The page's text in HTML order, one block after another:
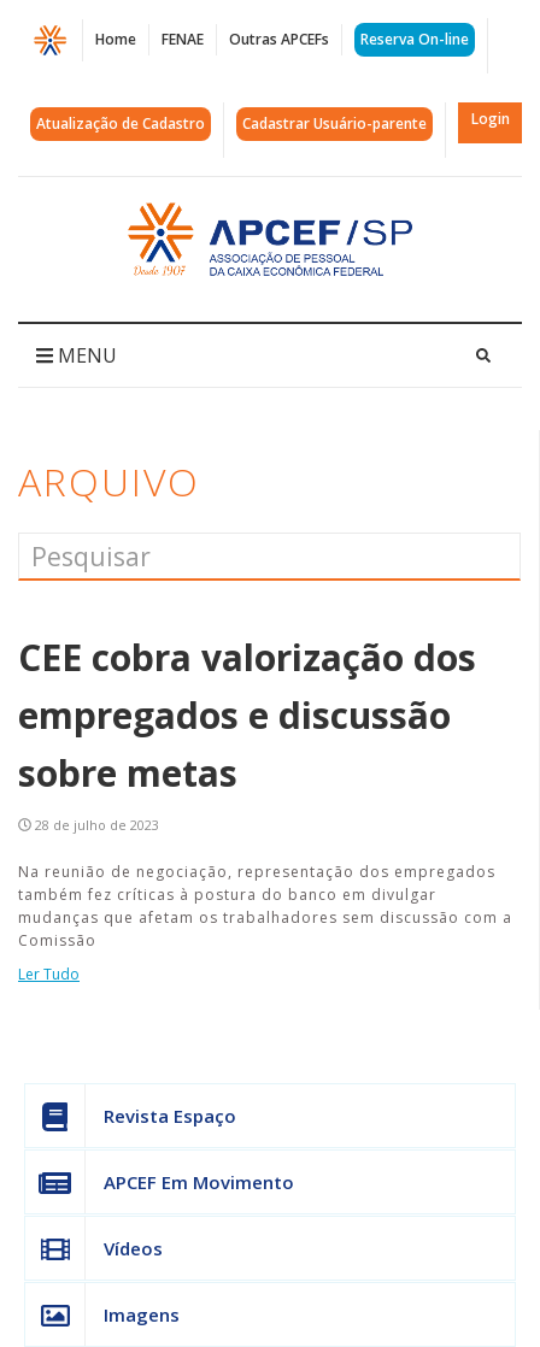
Página
Arquivos
mesa
negociação
específica
APCEF/SP
Home FENAE Outras APCEFs Reserva On-line
Atualização de Cadastro Cadastrar Usuário-parente Login
Acessar
página
inicial
MENU
ARQUIVO
CEE cobra valorização dos
empregados e discussão
sobre metas
28 de julho de 2023
Na reunião de negociação, representação dos empregados
também fez críticas à postura do banco em divulgar
mudanças que afetam os trabalhadores sem discussão com a
Comissão
Ler Tudo
Revista Espaço
APCEF Em Movimento
Vídeos
Imagens